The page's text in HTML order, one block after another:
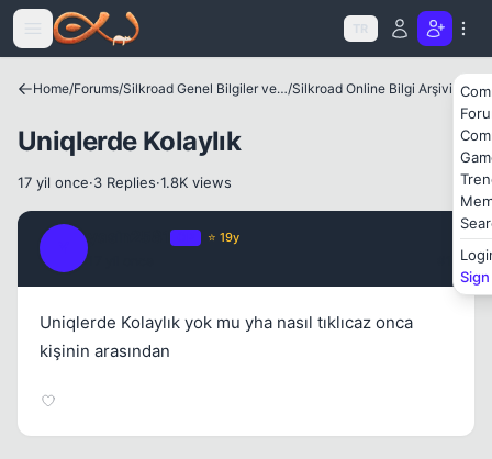
Icerige atla
TR
Home/Forums/ Silkroad Genel Bilgiler ve Update Bilgileri/Silkroad Online Bilgi Arşivi
Uniqlerde Kolaylık
17 yil once·3 Replies·1.8K views
⭐ 19y
Uniqlerde Kolaylık yok mu yha nasıl tıklıcaz onca
kişinin arasından
Kapat